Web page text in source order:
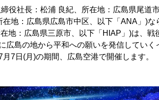
役社長：松浦 良紀、所在地：広島県尾道
在地：広島県広島市中区、以下「ANA」)
地：広島県三原市、以下「HIAP」)は、
広島の地から平和への願いを発信していく
7日(月)の期間、広島空港で開催します。